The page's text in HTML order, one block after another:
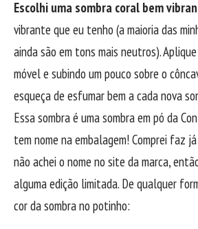
Escolhi uma sombra coral bem
vibrante que eu tenho (a maioria das
ainda são em tons mais neutros).
móvel e subindo um pouco sobre o
esqueça de esfumar bem a cada nova
Essa sombra é uma sombra em pó da
tem nome na embalagem! Comprei faz
não achei o nome no site da marca,
alguma edição limitada. De qualquer
cor da sombra no potinho: